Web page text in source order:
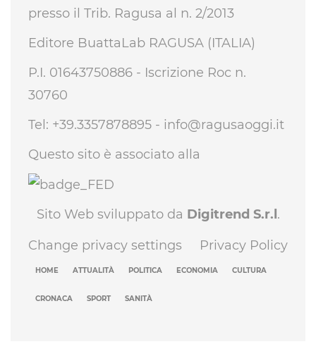
presso il Trib. Ragusa al n. 2/2013
Editore BuattaLab RAGUSA (ITALIA)
P.I. 01643750886 - Iscrizione Roc n.
30760
Tel: +39.3357878895 - info@ragusaoggi.it
Questo sito è associato alla
Sito Web sviluppato da Digitrend S.r.l .
Change privacy settings
Privacy Policy
HOME ATTUALITÀ POLITICA ECONOMIA CULTURA
CRONACA SPORT SANITÀ